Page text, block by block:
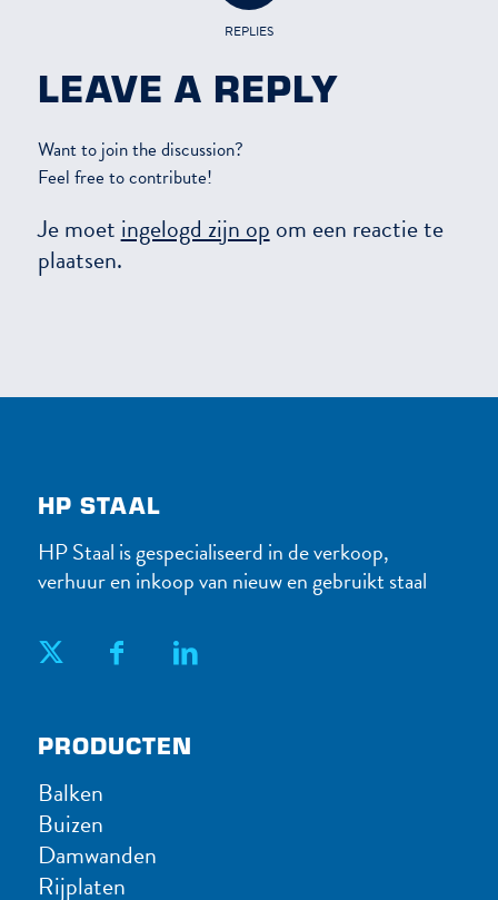
REPLIES
LEAVE A REPLY
Want to join the discussion?
Feel free to contribute!
Je moet ingelogd zijn op om een reactie te
plaatsen.
HP STAAL
HP Staal is gespecialiseerd in de verkoop,
verhuur en inkoop van nieuw en gebruikt staal
PRODUC​TEN
Balken
Buizen
Damwanden
Rijplaten